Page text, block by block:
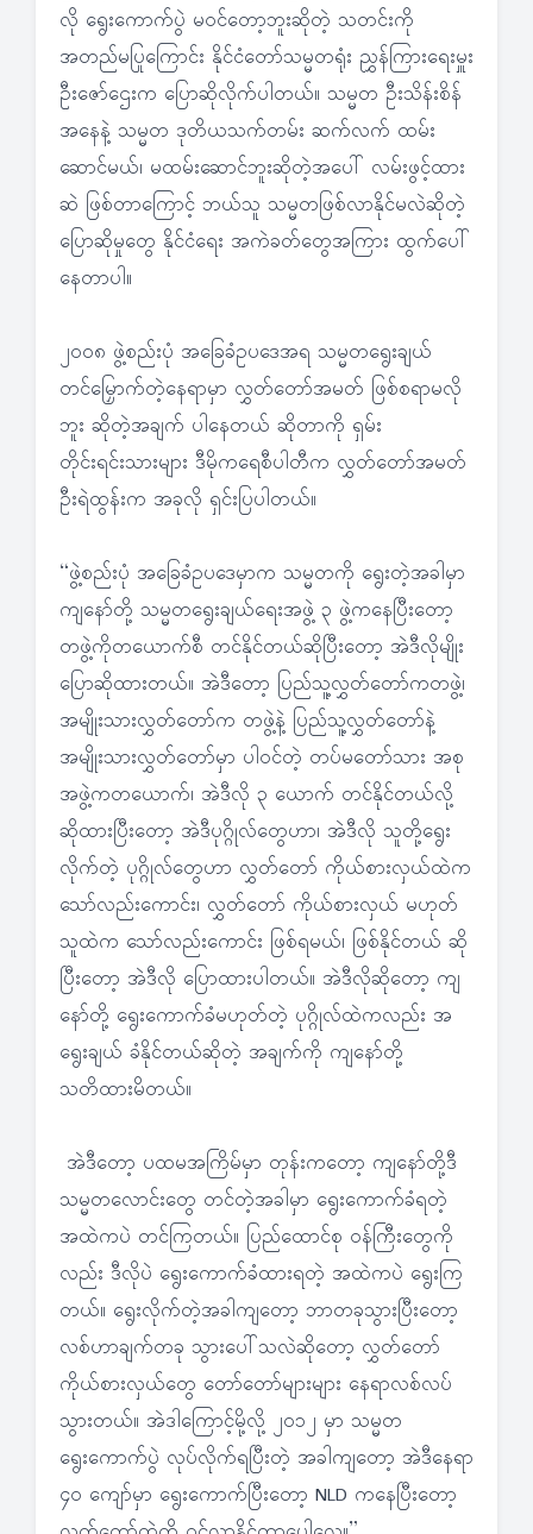
လို ရွေးကောက်ပွဲ မဝင်တော့ဘူးဆိုတဲ့ သတင်းကို
အတည်မပြုကြောင်း နိုင်ငံတော်သမ္မတရုံး ညွှန်ကြားရေးမှူး
ဦးဇော်ဌေးက ပြောဆိုလိုက်ပါတယ်။ သမ္မတ ဦးသိန်းစိန်
အနေနဲ့ သမ္မတ ဒုတိယသက်တမ်း ဆက်လက် ထမ်း
ဆောင်မယ်၊ မထမ်းဆောင်ဘူးဆိုတဲ့အပေါ် လမ်းဖွင့်ထား
ဆဲ ဖြစ်တာကြောင့် ဘယ်သူ သမ္မတဖြစ်လာနိုင်မလဲဆိုတဲ့
ပြောဆိုမှုတွေ နိုင်ငံရေး အကဲခတ်တွေအကြား ထွက်ပေါ်
နေတာပါ။
၂၀၀၈ ဖွဲ့စည်းပုံ အခြေခံဥပဒေအရ သမ္မတရွေးချယ်
တင်မြှောက်တဲ့နေရာမှာ လွှတ်တော်အမတ် ဖြစ်စရာမလို
ဘူး ဆိုတဲ့အချက် ပါနေတယ် ဆိုတာကို ရှမ်း
တိုင်းရင်းသားများ ဒီမိုကရေစီပါတီက လွှတ်တော်အမတ်
ဦးရဲထွန်းက အခုလို ရှင်းပြပါတယ်။
“ဖွဲ့စည်းပုံ အခြေခံဥပဒေမှာက သမ္မတကို ရွေးတဲ့အခါမှာ
ကျနော်တို့ သမ္မတရွေးချယ်ရေးအဖွဲ့ ၃ ဖွဲ့ကနေပြီးတော့
တဖွဲ့ကိုတယောက်စီ တင်နိုင်တယ်ဆိုပြီးတော့ အဲဒီလိုမျိုး
ပြောဆိုထားတယ်။ အဲဒီတော့ ပြည်သူ့လွှတ်တော်ကတဖွဲ့၊
အမျိုးသားလွှတ်တော်က တဖွဲ့နဲ့ ပြည်သူ့လွှတ်တော်နဲ့
အမျိုးသားလွှတ်တော်မှာ ပါဝင်တဲ့ တပ်မတော်သား အစု
အဖွဲ့ကတယောက်၊ အဲဒီလို ၃ ယောက် တင်နိုင်တယ်လို့
ဆိုထားပြီးတော့ အဲဒီပုဂ္ဂိုလ်တွေဟာ၊ အဲဒီလို သူတို့ရွေး
လိုက်တဲ့ ပုဂ္ဂိုလ်တွေဟာ လွှတ်တော် ကိုယ်စားလှယ်ထဲက
သော်လည်းကောင်း၊ လွှတ်တော် ကိုယ်စားလှယ် မဟုတ်
သူထဲက သော်လည်းကောင်း ဖြစ်ရမယ်၊ ဖြစ်နိုင်တယ် ဆို
ပြီးတော့ အဲဒီလို ပြောထားပါတယ်။ အဲဒီလိုဆိုတော့ ကျ
နော်တို့ ရွေးကောက်ခံမဟုတ်တဲ့ ပုဂ္ဂိုလ်ထဲကလည်း အ
ရွေးချယ် ခံနိုင်တယ်ဆိုတဲ့ အချက်ကို ကျနော်တို့
သတိထားမိတယ်။
အဲဒီတော့ ပထမအကြိမ်မှာ တုန်းကတော့ ကျနော်တို့ဒီ
သမ္မတလောင်းတွေ တင်တဲ့အခါမှာ ရွေးကောက်ခံရတဲ့
အထဲကပဲ တင်ကြတယ်။ ပြည်ထောင်စု ဝန်ကြီးတွေကို
လည်း ဒီလိုပဲ ရွေးကောက်ခံထားရတဲ့ အထဲကပဲ ရွေးကြ
တယ်။ ရွေးလိုက်တဲ့အခါကျတော့ ဘာတခုသွားပြီးတော့
လစ်ဟာချက်တခု သွားပေါ်သလဲဆိုတော့ လွှတ်တော်
ကိုယ်စားလှယ်တွေ တော်တော်များများ နေရာလစ်လပ်
သွားတယ်။ အဲဒါကြောင့်မို့လို့ ၂၀၁၂ မှာ သမ္မတ
ရွေးကောက်ပွဲ လုပ်လိုက်ရပြီးတဲ့ အခါကျတော့ အဲဒီနေရာ
၄၀ ကျော်မှာ ရွေးကောက်ပြီးတော့ NLD ကနေပြီးတော့